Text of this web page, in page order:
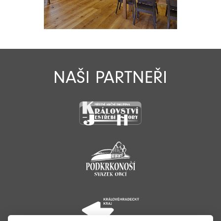
NAŠI PARTNEŘI